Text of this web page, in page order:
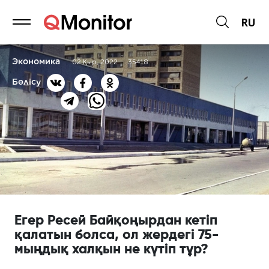
RU
Экономика 02 Қыр, 2022 35418
Бөлісу
Егер Ресей Байқоңырдан кетіп
қалатын болса, ол жердегі 75-
мыңдық халқын не күтіп тұр?